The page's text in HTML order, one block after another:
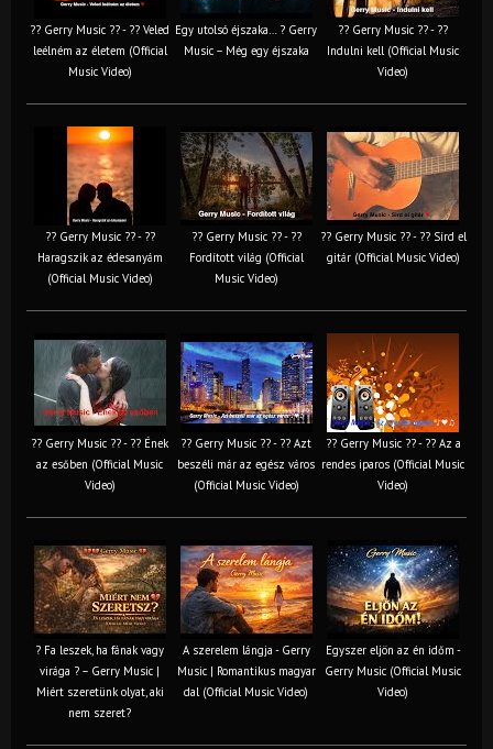
?? Gerry Music ?? - ?? Veled
leélném az életem (Official
Music Video)
Egy utolsó éjszaka… ? Gerry
Music – Még egy éjszaka
?? Gerry Music ?? - ??
Indulni kell (Official Music
Video)
?? Gerry Music ?? - ??
Haragszik az édesanyám
(Official Music Video)
?? Gerry Music ?? - ??
Fordított világ (Official
Music Video)
?? Gerry Music ?? - ?? Sírd el
gitár (Official Music Video)
?? Gerry Music ?? - ?? Ének
az esőben (Official Music
Video)
?? Gerry Music ?? - ?? Azt
beszéli már az egész város
(Official Music Video)
?? Gerry Music ?? - ?? Az a
rendes iparos (Official Music
Video)
? Fa leszek, ha fának vagy
virága ? – Gerry Music |
Miért szeretünk olyat, aki
nem szeret?
A szerelem lángja - Gerry
Music | Romantikus magyar
dal (Official Music Video)
Egyszer eljön az én időm -
Gerry Music (Official Music
Video)